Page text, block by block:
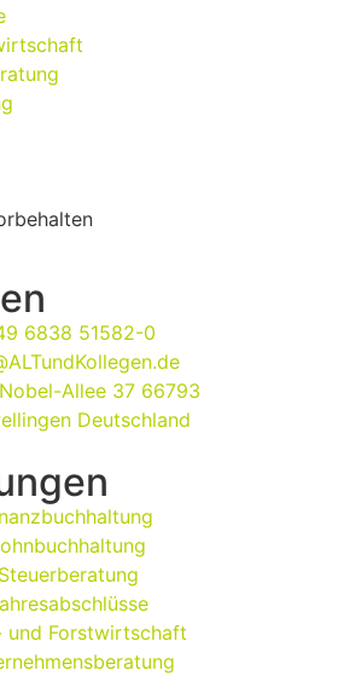
6838 51582-0
Allee 37 66793
Deutschland
Steuerberatung
und Forstwirtschaft